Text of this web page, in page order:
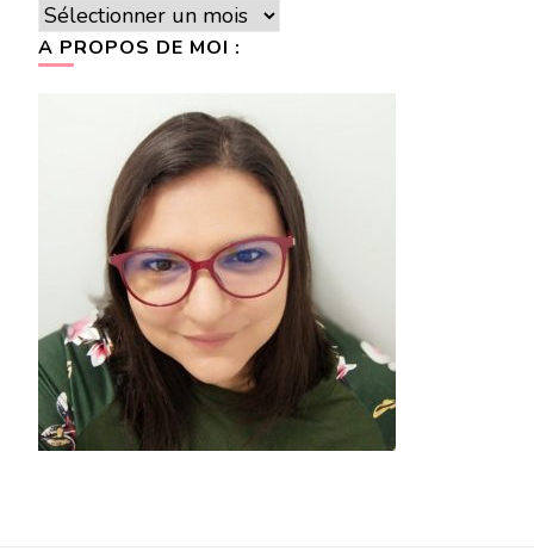
Archives
A PROPOS DE MOI :